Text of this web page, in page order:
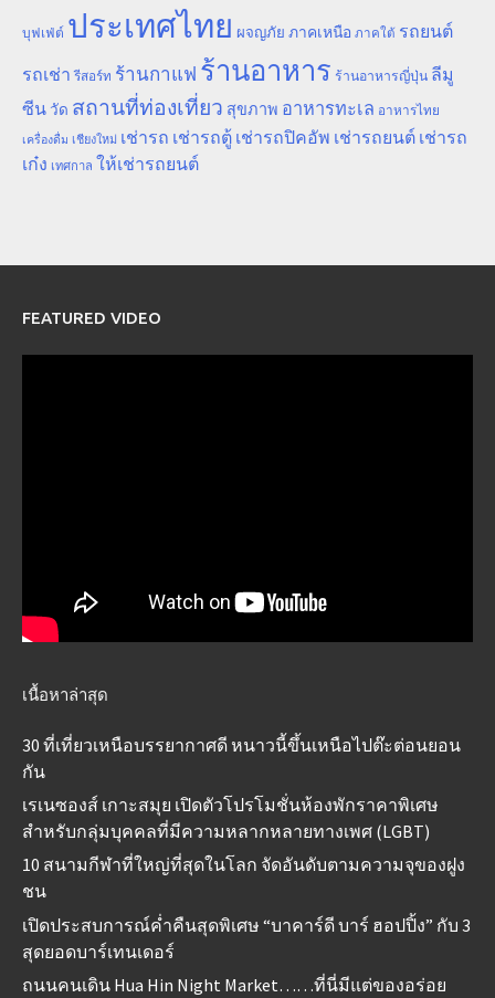
บุฟเฟ่ต์ ประเทศไทย ผจญภัย ภาคเหนือ ภาคใต้ รถยนต์
รถเช่า รีสอร์ท ร้านกาแฟ ร้านอาหาร ร้านอาหารญี่ปุ่น ลีมู
ซีน วัด สถานที่ท่องเที่ยว สุขภาพ อาหารทะเล อาหารไทย
เครื่องดื่ม เชียงใหม่ เช่ารถ เช่ารถตู้ เช่ารถปิคอัพ เช่ารถยนต์ เช่ารถ
เก๋ง เทศกาล ให้เช่ารถยนต์
FEATURED VIDEO
เนื้อหาล่าสุด
30 ที่เที่ยวเหนือบรรยากาศดี หนาวนี้ขึ้นเหนือไปต๊ะต่อนยอน
กัน
เรเนซองส์ เกาะสมุย เปิดตัวโปรโมชั่นห้องพักราคาพิเศษ
สำหรับกลุ่มบุคคลที่มีความหลากหลายทางเพศ (LGBT)
10 สนามกีฬาที่ใหญ่ที่สุดในโลก จัดอันดับตามความจุของฝูง
ชน
เปิดประสบการณ์ค่ำคืนสุดพิเศษ “บาคาร์ดี บาร์ ฮอปปิ้ง” กับ 3
สุดยอดบาร์เทนเดอร์
ถนนคนเดิน Hua Hin Night Market……ที่นี่มีแต่ของอร่อย